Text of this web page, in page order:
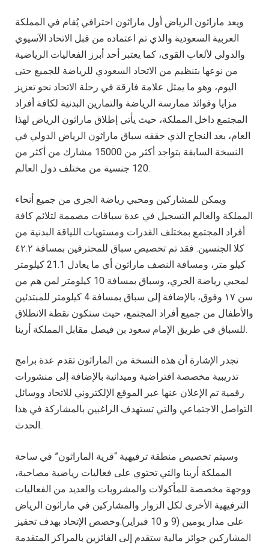
ويعد ماراثون الرياض أول ماراثون احترافي يُقام في المملكة
العربية السعودية والذي تم اعتماده من قبل الاتحاد الآسيوي
والدولي لألعاب القوى، كما يعتبر أحد أبرز الفعاليات الرياضية
من نوعها بتنظيم من الاتحاد السعودي للرياضة للجميع حتى
اليوم، وهو ما يمثل علامة فارقة في رحلة الاتحاد نحو تعزيز
مزايا وفوائد ممارسة الرياضة والتمارين البدنية لكافة أفراد
المجتمع داخل المملكة، حيث يأتي إطلاق ماراثون الرياض لهذا
العام، بعد النجاح الذي حققه سباق ماراثون الرياض الدولي في
النسخة السابقة بتواجد أكثر من 15000 مشارك من أكثر من
120 جنسية من مختلف دول العالم.
ويمكن للمشاركين ومحبي رياضة الجري من جميع أنحاء
المملكة والعالم التسجيل في عدة سباقات مصممة لتلائم كافة
أفراد المجتمع بمختلف القدرات ومستويات اللياقة البدنية من
كلا الجنسين. فقد تم تخصيص سباق للمحترفين بمسافة ٤٢.٢
كيلو متر، ومسافة النصف ماراثون أي ما يعادل 21.1 كيلومتر
لمحبي رياضة الجري، وسباق بمسافة 10 كيلومتر لمن هم من
سن ١٧ وفوق، بالإضافة إلى سباق بمسافة 4 كيلومتر للمبتدئين
والأطفال من جميع أفراد المجتمع، حيث ستكون نقطة الانطلاق
للسباق في طريق الإمام سعود بن فيصل مقابل المملكة أرينا.
تجدر الإشارة أن هذه النسخة من الماراثون تقدم عدة برامج
تدريبية مخصصة افتراضية وميدانية بالإضافة إلى منشورات
رقمية تم الإعلان عنها عبر الموقع الإلكتروني للاتحاد ووسائل
التواصل الاجتماعي والتي تستهدف الراغبين بالمشاركة في هذا
الحدث.
وسيتم تخصيص منطقة ترفيهية “قرية الماراثون” في ساحة
المملكة أرينا والتي تحتوي على فعاليات رياضية مصاحبة،
ووجهة مخصصة للمأكولات والمشروبات والعديد من الفعاليات
الترفيهية الأخرى لكل الزوار والمشاركين في ماراثون الرياض
على مدار يومين (9 و 10 فبراير).وخصص الإتحاد بهدف تحفيز
المشاركين جوائز مالية ستقدم إلى الفائزين بالمراكز المتقدمة